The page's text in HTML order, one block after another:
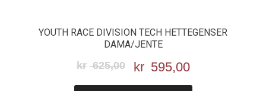
YOUTH RACE DIVISION TECH HETTEGENSER
DAMA/JENTE
kr 625,00
Opprinnelig
pris
kr 595,00Nåværende
pris